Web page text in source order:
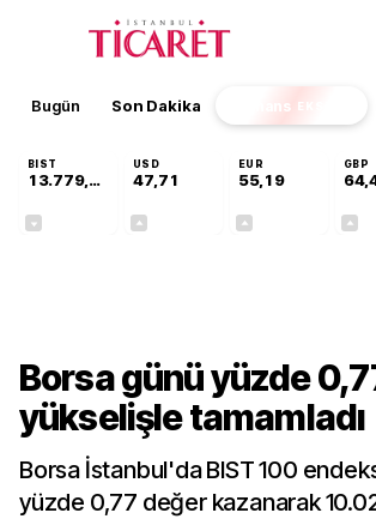
Bugün Son Dakika Finans EKSTRA
BIST
13.779,39
USD
47,71
EUR
55,19
GBP
Borsa günü yüzde
yükselişle tamamladı
Borsa İstanbul'da BIST 100
yüzde 0,77 değer kazanarak